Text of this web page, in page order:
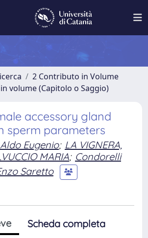
2 Contributo in Volume
volume (Capitolo o Saggio)
accessory gland
sperm parameters
Eugenio; LA VIGNERA,
MARIA; Condorelli
Saretto
Scheda completa